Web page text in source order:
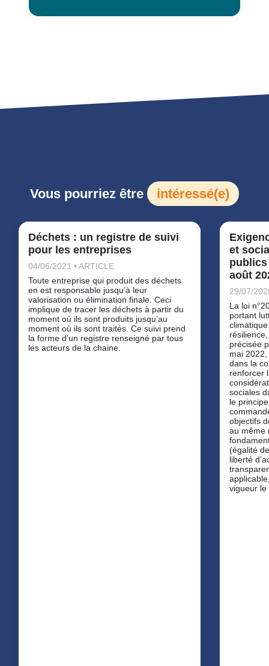
Vous pourriez être intéressé(e)
Déchets : un registre de suivi
pour les entreprises
04/06/2021 • ARTICLE
Toute entreprise qui produit des déchets
en est responsable jusqu’à leur
valorisation ou élimination finale. Ceci
implique de tracer les déchets à partir du
moment où ils sont produits jusqu’au
moment où ils sont traités. Ce suivi prend
la forme d’un registre renseigné par tous
les acteurs de la chaine.
et
publics
août
29/07/
La loi
portant
précisée
mai
dans la
renforcer
sociales
le
objectifs
au même
(égalité
liberté
vigueur le